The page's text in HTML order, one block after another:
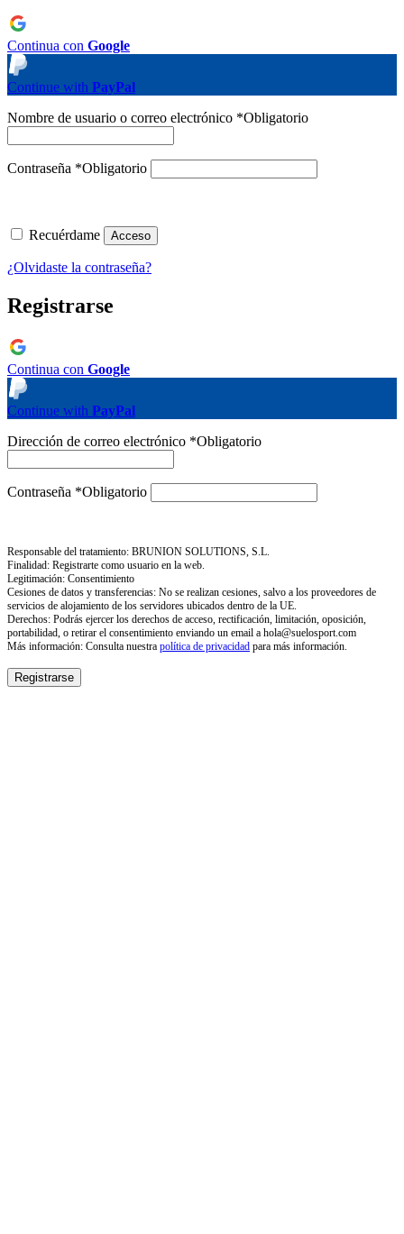
Continua con Google
Continue with PayPal
Nombre de usuario o correo electrónico *Obligatorio
Contraseña *Obligatorio
Recuérdame Acceso
¿Olvidaste la contraseña?
Registrarse
Continua con Google
Continue with PayPal
Dirección de correo electrónico *Obligatorio
Contraseña *Obligatorio
Responsable del tratamiento: BRUNION SOLUTIONS, S.L.
Finalidad: Registrarte como usuario en la web.
Legitimación: Consentimiento
Cesiones de datos y transferencias: No se realizan cesiones, salvo a los proveedores de
servicios de alojamiento de los servidores ubicados dentro de la UE.
Derechos: Podrás ejercer los derechos de acceso, rectificación, limitación, oposición,
portabilidad, o retirar el consentimiento enviando un email a hola@suelosport.com
Más información: Consulta nuestra política de privacidad para más información.
Registrarse